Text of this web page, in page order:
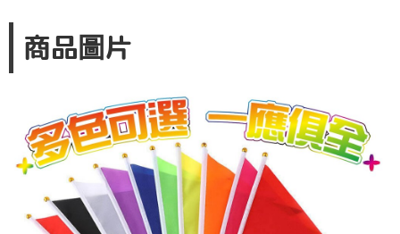
商品圖片